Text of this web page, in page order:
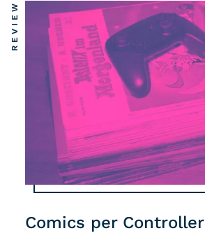
Comics per Controller
REVIEW